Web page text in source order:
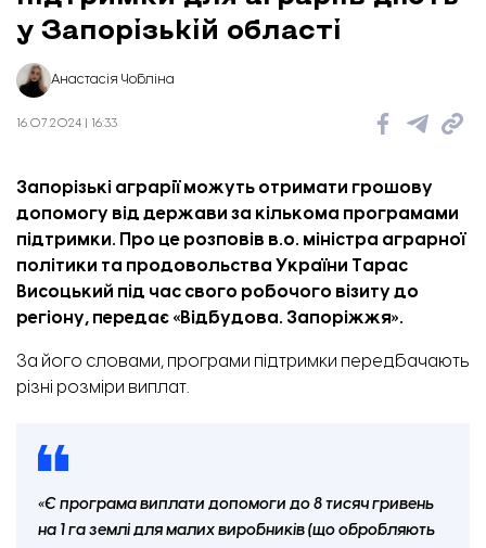
у Запорізькій області
Анастасія Чобліна
16.07.2024 | 16:33
Запорізькі аграрії можуть отримати грошову
допомогу від держави за кількома програмами
підтримки. Про це розповів в.о. міністра аграрної
політики та продовольства України Тарас
Висоцький під час свого робочого візиту до
регіону, передає «Відбудова. Запоріжжя».
За його словами, програми підтримки передбачають
різні розміри виплат.
«Є програма виплати допомоги до 8 тисяч гривень
на 1 га землі для малих виробників (що обробляють